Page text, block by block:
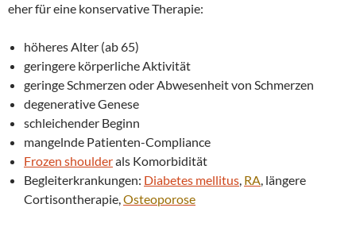
eher für eine konservative Therapie:
höheres Alter (ab 65)
geringere körperliche Aktivität
geringe Schmerzen oder Abwesenheit von Schmerzen
degenerative Genese
schleichender Beginn
mangelnde Patienten-Compliance
Frozen shoulderals Komorbidität
Begleiterkrankungen: Diabetes mellitus, RA, längere
Cortisontherapie,Osteoporose